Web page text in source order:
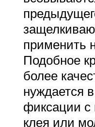
применить
Подобное
более
нуждается
фиксации
клея или